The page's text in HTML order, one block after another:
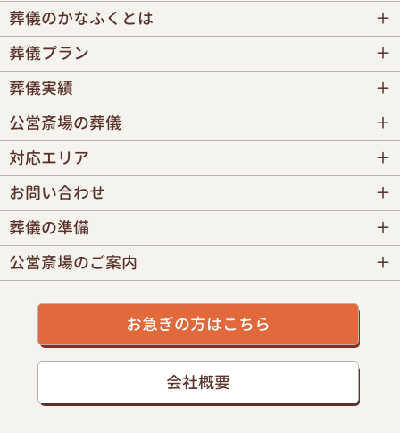
葬儀のかなふくとは
葬儀プラン
葬儀実績
公営斎場の葬儀
対応エリア
お問い合わせ
葬儀の準備
公営斎場のご案内
お急ぎの方はこちら
会社概要